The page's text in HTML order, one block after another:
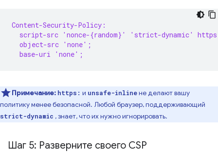
Content-Security-Policy:
script-src 'nonce-{random}' 'strict-dynamic'
  object-src 'none';
  base-uri 'none';
Примечание: https: и unsafe-inlineне делают вашу
политику менее безопасной. Любой браузер, поддерживающий
strict-dynamic , знает, что их нужно игнорировать.
Шаг 5: Разверните своего CSP